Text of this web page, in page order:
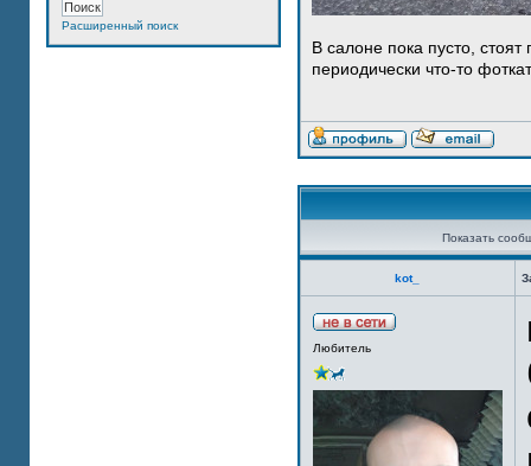
Расширенный поиск
В салоне пока пусто,
периодически что-то
Показать
kot_
Любитель